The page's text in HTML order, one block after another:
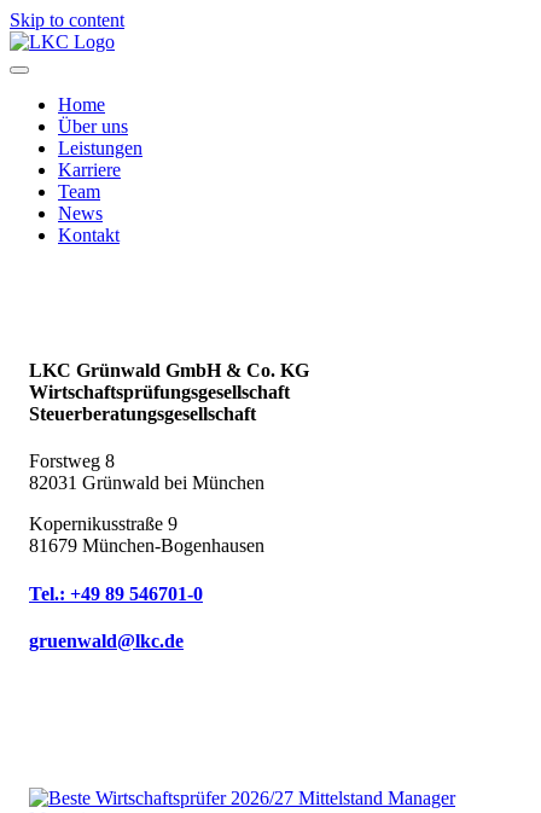
Skip to content
Home
Über uns
Leistungen
Karriere
Team
News
Kontakt
LKC Grünwald GmbH & Co. KG
Wirtschaftsprüfungsgesellschaft
Steuerberatungsgesellschaft
Forstweg 8
82031 Grünwald bei München
Kopernikusstraße 9
81679 München-Bogenhausen
Tel.: +49 89 546701-0
gruenwald@lkc.de